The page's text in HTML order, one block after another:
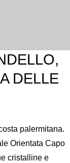
DELLE
palermitana.
Orientata Capo
cristalline e